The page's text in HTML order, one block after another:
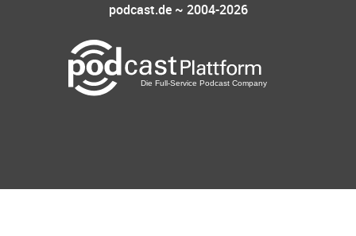
podcast.de ~ 2004-2026